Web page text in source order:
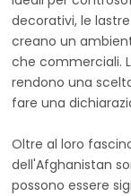
decorativi, le
creano un
che commerciali.
rendono una
fare una
Oltre al loro
dell'Afghanistan
possono essere